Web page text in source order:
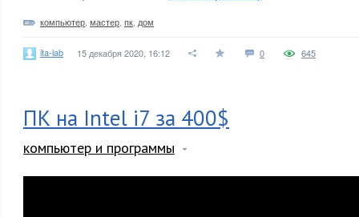
компьютер мастер пк дом
ita-lab 15 декабря 2020, 16:12 0 645
ПК на Intel i7 за 400$
компьютер и программы